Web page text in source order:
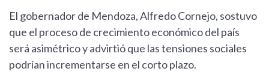
El gobernador de Mendoza, Alfredo Cornejo, sostuvo
que el proceso de crecimiento económico del país
será asimétrico y advirtió que las tensiones sociales
podrían incrementarse en el corto plazo.